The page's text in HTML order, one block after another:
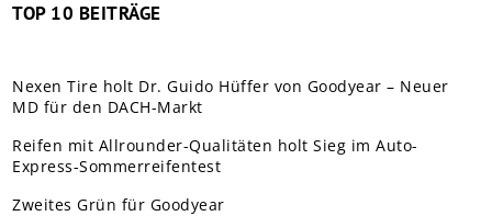
TOP 10 BEITRÄGE
Nexen Tire holt Dr. Guido Hüffer von Goodyear – Neuer
MD für den DACH-Markt
Reifen mit Allrounder-Qualitäten holt Sieg im Auto-
Express-Sommerreifentest
Zweites Grün für Goodyear